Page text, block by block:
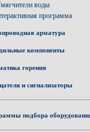
воды
программа
арматура
компоненты
горения
и сигнализаторы
подбора